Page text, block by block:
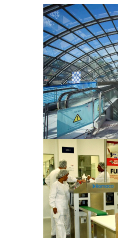
Linha 05
Ouro - Metrô
FURP –
de Brasiliense